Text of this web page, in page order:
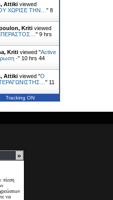
Attiki viewed
ΧΩΡΙΣΕ ΤΗΝ… " 8
Kriti viewed
" 9 hrs
Kriti viewed "Active
-" 10 hrs 44
Attiki viewed "Ο
" 11
Tracking ON